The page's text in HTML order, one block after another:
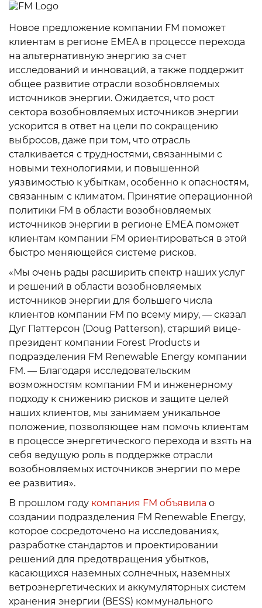
Новое предложение компании FM поможет
клиентам в регионе EMEA в процессе перехода
на альтернативную энергию за счет
исследований и инноваций, а также поддержит
общее развитие отрасли возобновляемых
источников энергии. Ожидается, что рост
сектора возобновляемых источников энергии
ускорится в ответ на цели по сокращению
выбросов, даже при том, что отрасль
сталкивается с трудностями, связанными с
новыми технологиями, и повышенной
уязвимостью к убыткам, особенно к опасностям,
связанным с климатом. Принятие операционной
политики FM в области возобновляемых
источников энергии в регионе EMEA поможет
клиентам компании FM ориентироваться в этой
быстро меняющейся системе рисков.
«Мы очень рады расширить спектр наших услуг
и решений в области возобновляемых
источников энергии для большего числа
клиентов компании FM по всему миру, — сказал
Дуг Паттерсон (Doug Patterson), старший вице-
президент компании Forest Products и
подразделения FM Renewable Energy компании
FM. — Благодаря исследовательским
возможностям компании FM и инженерному
подходу к снижению рисков и защите целей
наших клиентов, мы занимаем уникальное
положение, позволяющее нам помочь клиентам
в процессе энергетического перехода и взять на
себя ведущую роль в поддержке отрасли
возобновляемых источников энергии по мере
ее развития».
В прошлом году компания FM объявила о
создании подразделения FM Renewable Energy,
которое сосредоточено на исследованиях,
разработке стандартов и проектировании
решений для предотвращения убытков,
касающихся наземных солнечных, наземных
ветроэнергетических и аккумуляторных систем
хранения энергии (BESS) коммунального